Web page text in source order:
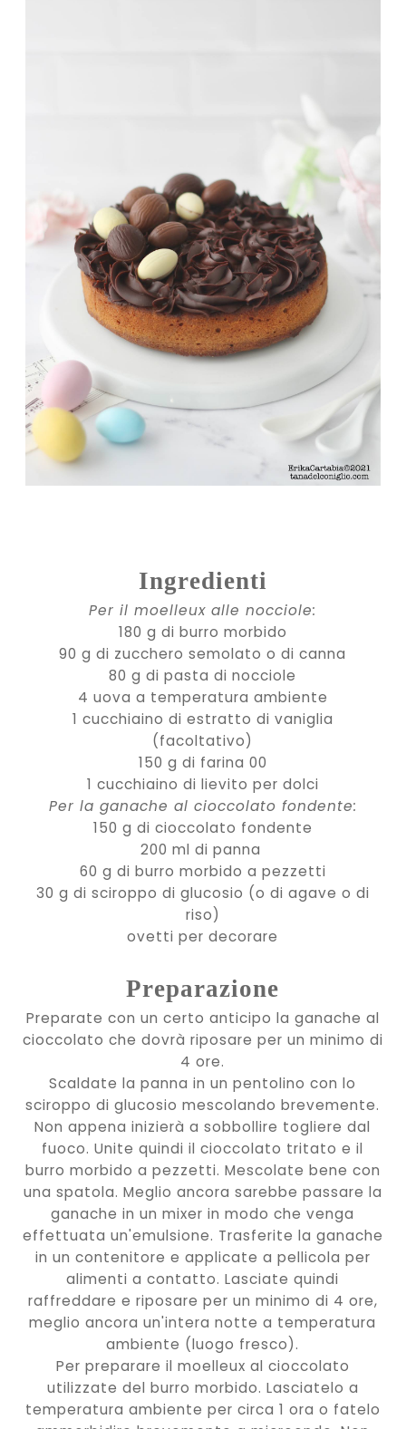
Ingredienti
Per il moelleux alle nocciole:
180 g di burro morbido
90 g di zucchero semolato o di canna
80 g di pasta di nocciole
4 uova a temperatura ambiente
1 cucchiaino di estratto di vaniglia
(facoltativo)
150 g di farina 00
1 cucchiaino di lievito per dolci
Per la ganache al cioccolato fondente:
150 g di cioccolato fondente
200 ml di panna
60 g di burro morbido a pezzetti
30 g di sciroppo di glucosio (o di agave o di
riso)
ovetti per decorare
Preparazione
Preparate con un certo anticipo la ganache al
cioccolato che dovrà riposare per un minimo di
4 ore.
Scaldate la panna in un pentolino con lo
sciroppo di glucosio mescolando brevemente.
Non appena inizierà a sobbollire togliere dal
fuoco. Unite quindi il cioccolato tritato e il
burro morbido a pezzetti. Mescolate bene con
una spatola. Meglio ancora sarebbe passare la
ganache in un mixer in modo che venga
effettuata un'emulsione. Trasferite la ganache
in un contenitore e applicate a pellicola per
alimenti a contatto. Lasciate quindi
raffreddare e riposare per un minimo di 4 ore,
meglio ancora un'intera notte a temperatura
ambiente (luogo fresco).
Per preparare il moelleux al cioccolato
utilizzate del burro morbido. Lasciatelo a
temperatura ambiente per circa 1 ora o fatelo